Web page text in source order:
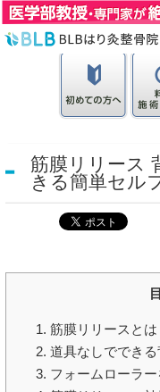
筋膜リリース
きる簡単セル
1. 筋膜リリースと
2. 道具なしででき
3. フォームローラ